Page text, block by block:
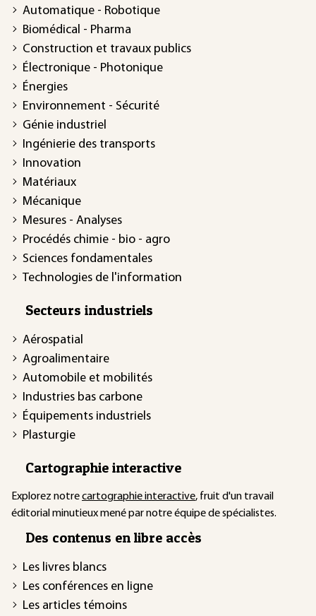
Automatique - Robotique
Biomédical - Pharma
Construction et travaux publics
Électronique - Photonique
Énergies
Environnement - Sécurité
Génie industriel
Ingénierie des transports
Innovation
Matériaux
Mécanique
Mesures - Analyses
Procédés chimie - bio - agro
Sciences fondamentales
Technologies de l'information
Secteurs industriels
Aérospatial
Agroalimentaire
Automobile et mobilités
Industries bas carbone
Équipements industriels
Plasturgie
Cartographie interactive
Explorez notrecartographie interactive, fruit d'un travail
éditorial minutieux mené par notre équipe de spécialistes.
Des contenus en libre accès
Les livres blancs
Les conférences en ligne
Les articles témoins